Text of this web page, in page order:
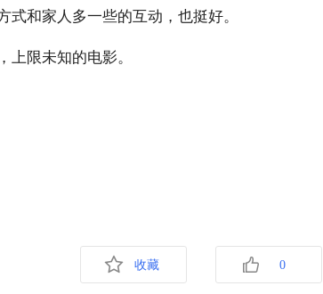
和家人多一些的互动，也挺好。
限未知的电影。
0
收藏